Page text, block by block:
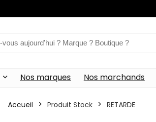
Nos marques Nos marchands
Accueil Produit Stock RETARDE